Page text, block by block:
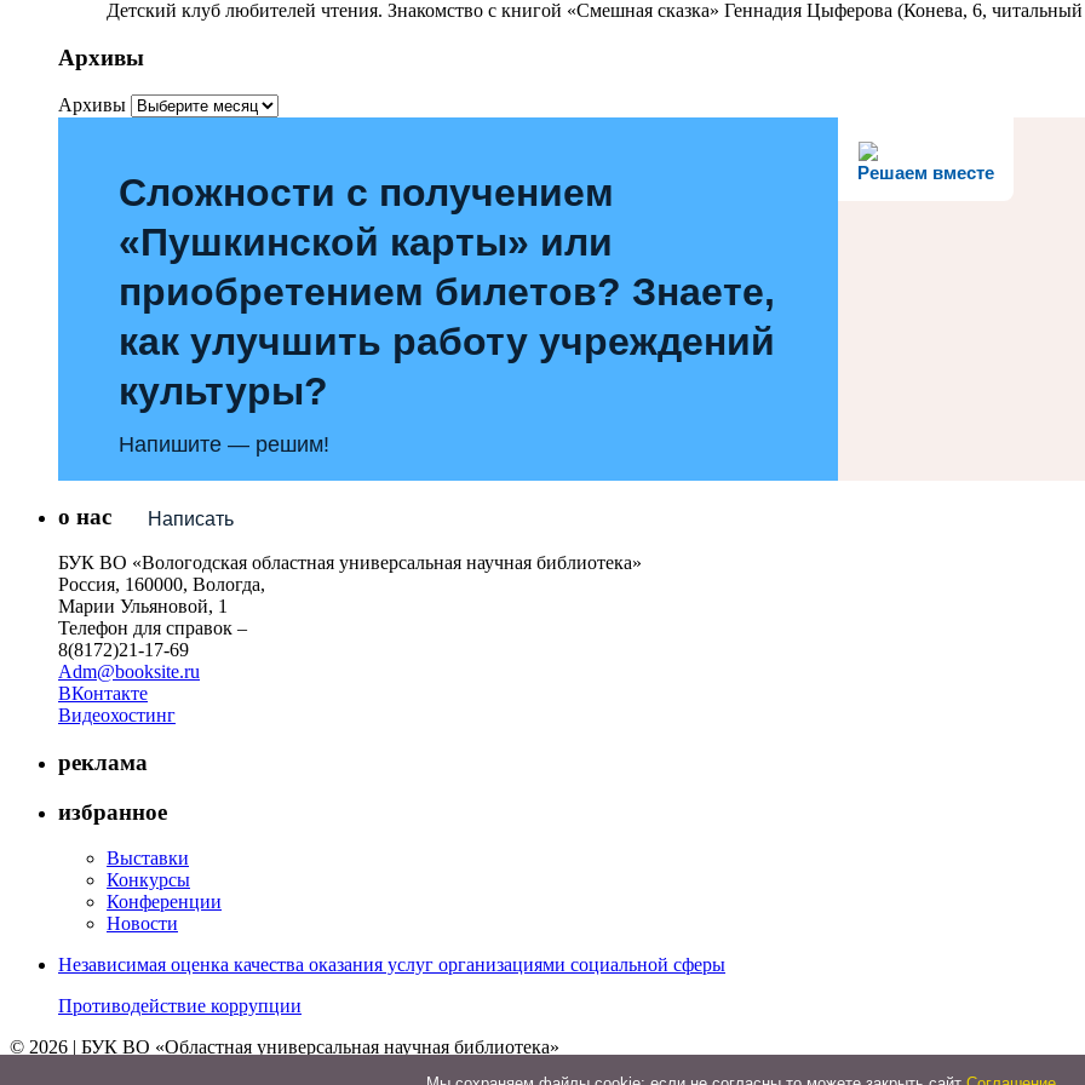
Детский клуб любителей чтения. Знакомство с книгой «Смешная сказка» Геннадия Цыферова (Конева, 6, читальный
Архивы
Архивы
Решаем вместе
Сложности с получением
«Пушкинской карты» или
приобретением билетов? Знаете,
как улучшить работу учреждений
культуры?
Напишите — решим!
Написать
о нас
БУК ВО «Вологодская областная универсальная научная библиотека»
Россия, 160000, Вологда,
Марии Ульяновой, 1
Телефон для справок –
8(8172)21-17-69
Adm@booksite.ru
ВКонтакте
Видеохостинг
реклама
избранное
Выставки
Конкурсы
Конференции
Новости
Независимая оценка качества оказания услуг организациями социальной сферы
Противодействие коррупции
© 2026 | БУК ВО «Областная универсальная научная библиотека»